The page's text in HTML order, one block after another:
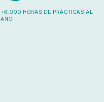
+6.000 HORAS DE PRÁCTICAS AL
AÑO